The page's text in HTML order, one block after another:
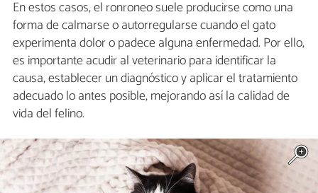
En estos casos, el ronroneo suele producirse como una
forma de calmarse o autorregularse cuando el gato
experimenta dolor o padece alguna enfermedad. Por ello,
es importante acudir al veterinario para identificar la
causa, establecer un diagnóstico y aplicar el tratamiento
adecuado lo antes posible, mejorando así la calidad de
vida del felino.